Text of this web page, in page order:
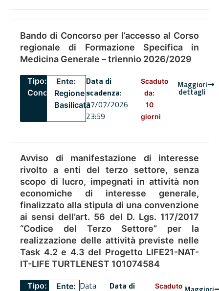
Bando di Concorso per l’accesso al Corso
regionale di Formazione Specifica in
Medicina Generale – triennio 2026/2029
Tipo:
Concorsi
Ente:
Regione
Basilicata
Data di
scadenza:
27/07/2026
23:59
Scaduto
da:
10
giorni
Maggiori
dettagli
Avviso di manifestazione di interesse
rivolto a enti del terzo settore, senza
scopo di lucro, impegnati in attività non
economiche di interesse generale,
finalizzato alla stipula di una convenzione
ai sensi dell’art. 56 del D. Lgs. 117/2017
“Codice del Terzo Settore” per la
realizzazione delle attività previste nelle
Task 4.2 e 4.3 del Progetto LIFE21-NAT-
IT-LIFE TURTLENEST 101074584
Tipo:
Ente: Data
Data di
Scaduto